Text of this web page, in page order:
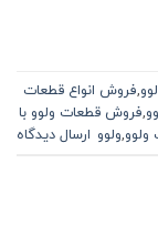
,فروش انواع قطعات
,فروش قطعات ولوو با
,ولوو ارسال دیدگاه